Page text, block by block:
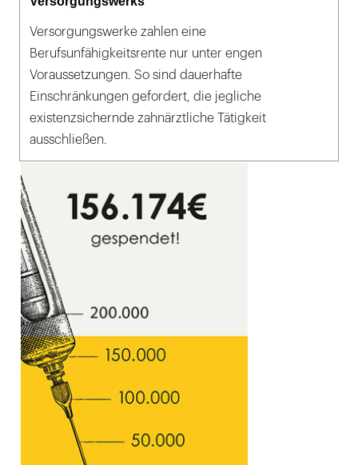
Versorgungswerke zahlen eine
Berufsunfähigkeitsrente nur unter engen
Voraussetzungen. So sind dauerhafte
Einschränkungen gefordert, die jegliche
existenzsichernde zahnärztliche Tätigkeit
ausschließen.